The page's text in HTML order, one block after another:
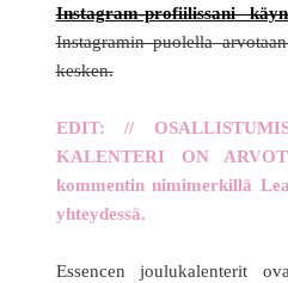
Instagram-profiilissani
Instagramin puolella
kesken.
EDIT: //
KALENTERI ON
kommentin nimimerkillä
yhteydessä.
Essencen joulukalenterit